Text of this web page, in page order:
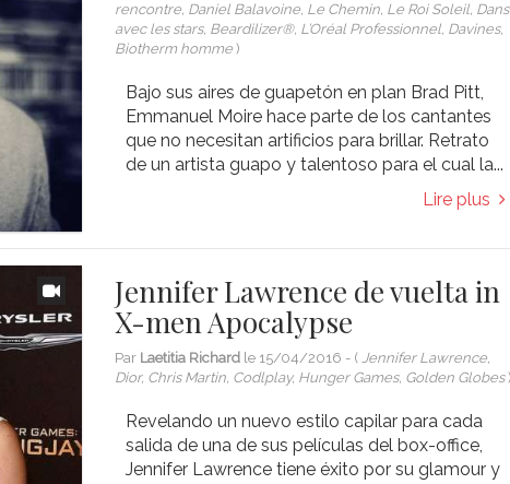
rencontre, Daniel Balavoine, Le Chemin, Le Roi Soleil,
avec les stars, Beardilizer®, L’Oréal Professionnel, Davines,
Biotherm homme )
Bajo sus aires de guapetón en plan Brad Pitt,
Emmanuel Moire hace parte de los cantantes
que no necesitan artificios para brillar. Retrato
de un artista guapo y talentoso para el cual la...
Lire plus
Jennifer Lawrence de vuelta in
X-men Apocalypse
Par Laetitia Richard le 15/04/2016 - ( Jennifer Lawrence,
Dior, Chris Martin, Codlplay, Hunger Games, Golden Globes
Revelando un nuevo estilo capilar para cada
salida de una de sus películas del box-office,
Jennifer Lawrence tiene éxito por su glamour y